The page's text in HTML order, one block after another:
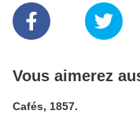
Vous aimerez
Cafés, 1857.